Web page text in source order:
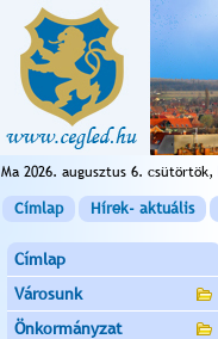
Ma 2026. augusztus 6. csütörtök,
Címlap Hírek- aktuális
Címlap
Városunk
Önkormányzat